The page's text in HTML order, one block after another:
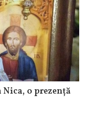
o prezență